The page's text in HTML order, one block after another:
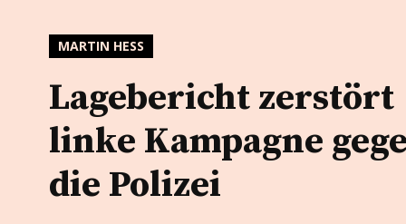
MARTIN HESS
Lagebericht zerstört
linke Kampagne
die Polizei